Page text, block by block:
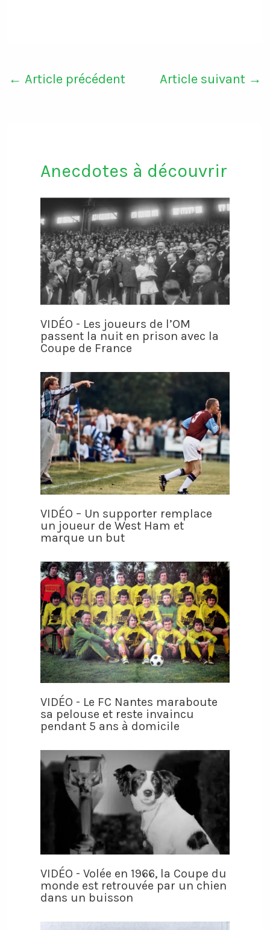
← Article précédent Article suivant →
Anecdotes à découvrir
VIDÉO - Les joueurs de l’OM
passent la nuit en prison avec la
Coupe de France
VIDÉO – Un supporter remplace
un joueur de West Ham et
marque un but
VIDÉO - Le FC Nantes maraboute
sa pelouse et reste invaincu
pendant 5 ans à domicile
VIDÉO - Volée en 1966, la Coupe du
monde est retrouvée par un chien
dans un buisson